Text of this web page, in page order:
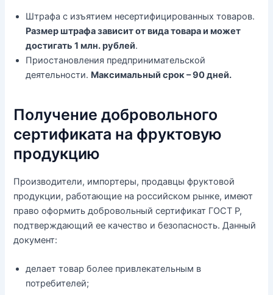
Штрафа с изъятием несертифицированных товаров.
Размер штрафа зависит от вида товара и может
достигать 1 млн. рублей.
Приостановления предпринимательской
деятельности. Максимальный срок – 90 дней.
Получение добровольного
сертификата на фруктовую
продукцию
Производители, импортеры, продавцы фруктовой
продукции, работающие на российском рынке, имеют
право оформить добровольный сертификат ГОСТ Р,
подтверждающий ее качество и безопасность. Данный
документ:
делает товар более привлекательным в
потребителей;